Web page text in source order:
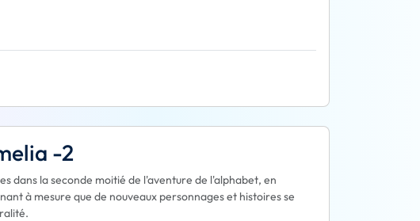
-2
dans la seconde moitié de l'aventure de l'alphabet, en
à mesure que de nouveaux personnages et histoires se